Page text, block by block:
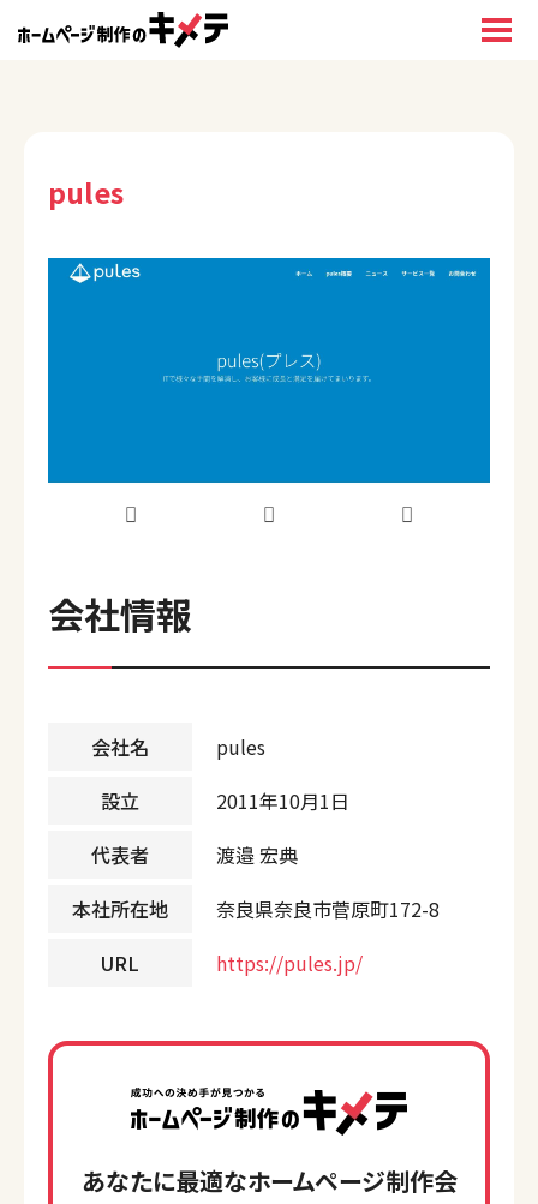
pules
会社情報
会社名
pules
設立
2011年10月1日
代表者
渡邉 宏典
本社所在地
奈良県奈良市菅原町172-8
URL
https://pules.jp/
あなたに最適なホームページ制作会